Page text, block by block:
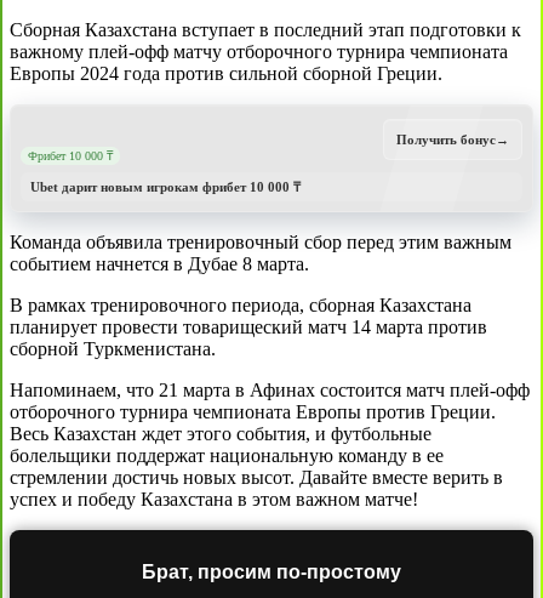
Сборная Казахстана вступает в последний этап подготовки к
важному плей-офф матчу отборочного турнира чемпионата
Европы 2024 года против сильной сборной Греции.
Фрибет 10 000 ₸
Ubet дарит новым игрокам фрибет 10 000 ₸
Получить бонус→
Команда объявила тренировочный сбор перед этим важным
событием начнется в Дубае 8 марта.
В рамках тренировочного периода, сборная Казахстана
планирует провести товарищеский матч 14 марта против
сборной Туркменистана.
Напоминаем, что 21 марта в Афинах состоится матч плей-офф
отборочного турнира чемпионата Европы против Греции.
Весь Казахстан ждет этого события, и футбольные
болельщики поддержат национальную команду в ее
стремлении достичь новых высот. Давайте вместе верить в
успех и победу Казахстана в этом важном матче!
Брат, просим по-простому